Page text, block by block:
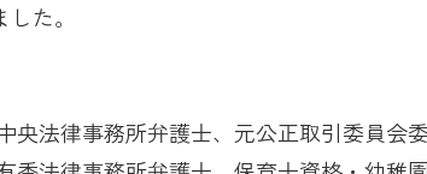
た。
法律事務所弁護士、元公正取引委員会委